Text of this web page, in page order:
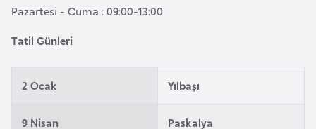
Pazartesi - Cuma : 09:00-13:00
Tatil Günleri
2 Ocak Yılbaşı
9 Nisan Paskalya
n
g
d